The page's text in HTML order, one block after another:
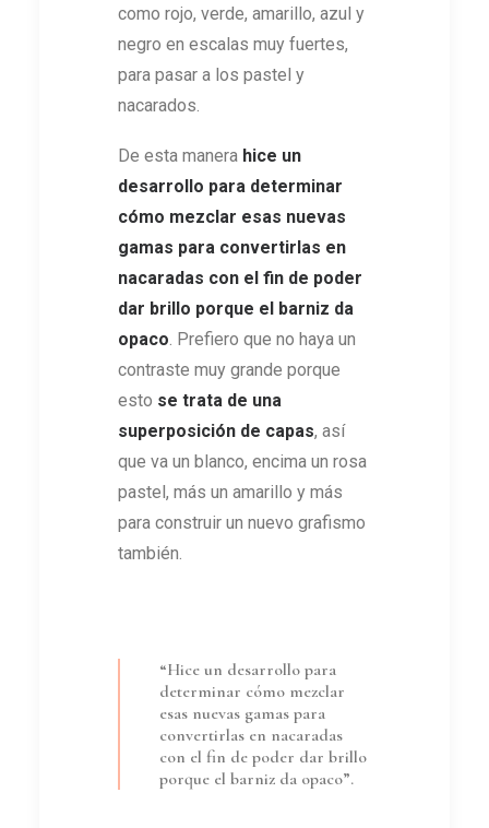
como rojo, verde, amarillo, azul y
negro en escalas muy fuertes,
para pasar a los pastel y
nacarados.
De esta manera hice un
desarrollo para determinar
cómo mezclar esas nuevas
gamas para convertirlas en
nacaradas con el fin de poder
dar brillo porque el barniz da
opaco . Prefiero que no haya un
contraste muy grande porque
esto se trata de una
superposición de capas, así
que va un blanco, encima un rosa
pastel, más un amarillo y más
para construir un nuevo grafismo
también.
“Hice un desarrollo para
determinar cómo mezclar
esas nuevas gamas para
convertirlas en nacaradas
con el fin de poder dar brillo
porque el barniz da opaco”.